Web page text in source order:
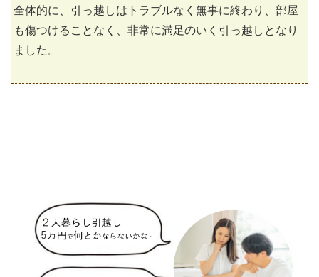
全体的に、引っ越しはトラブルなく無事に終わり、部屋
も傷つけることなく、非常に満足のいく引っ越しとなり
ました。